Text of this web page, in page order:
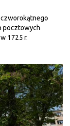
czworokątnego
pocztowych
1725 r.